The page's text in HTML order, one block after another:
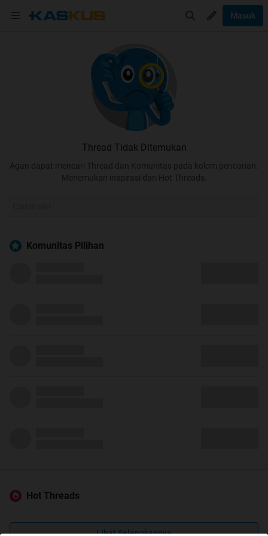
Masuk
Thread Tidak Ditemukan
Agan dapat mencari Thread dan Komunitas pada kolom pencarian.
Menemukan inspirasi dari Hot Threads.
Komunitas Pilihan
Hot Threads
Lihat Selengkapnya